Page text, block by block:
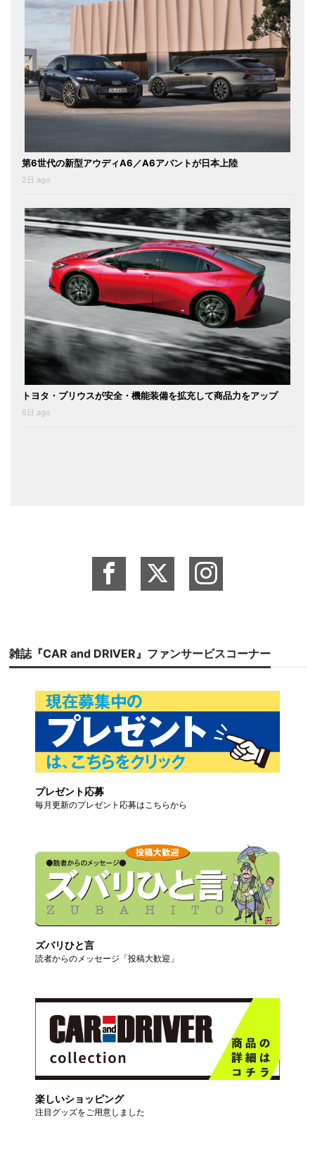
第6世代の新型アウディA6／A6アバントが日本上陸
2日 ago
トヨタ・プリウスが安全・機能装備を拡充して商品力をアップ
6日 ago
雑誌『CAR and DRIVER』ファンサービスコーナー
プレゼント応募
毎月更新のプレゼント応募はこちらから
ズバリひと言
読者からのメッセージ「投稿大歓迎」
楽しいショッピング
注目グッズをご用意しました